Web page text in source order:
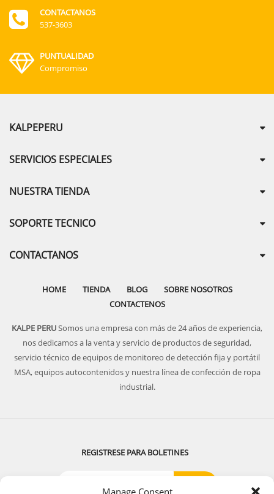
Manage Consent
CONTACTANOS
537-3603
PUNTUALIDAD
Compromiso
KALPEPERU
SERVICIOS ESPECIALES
NUESTRA TIENDA
SOPORTE TECNICO
CONTACTANOS
HOME TIENDA BLOG
SOBRE NOSOTROS
CONTACTENOS
KALPE PERUSomos una empresa con más de 24 años de experiencia,
nos dedicamos a la venta y servicio de productos de seguridad,
servicio técnico de equipos de monitoreo de detección fija y portátil
MSA, equipos autocontenidos y nuestra línea de confección de ropa
industrial.
REGISTRESE PARA BOLETINES